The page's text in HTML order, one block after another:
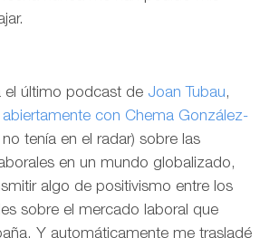
el último podcast de Joan Tubau,
abiertamente con Chema González-
no tenía en el radar) sobre las
en un mundo globalizado,
algo de positivismo entre los
sobre el mercado laboral que
Y automáticamente me trasladé